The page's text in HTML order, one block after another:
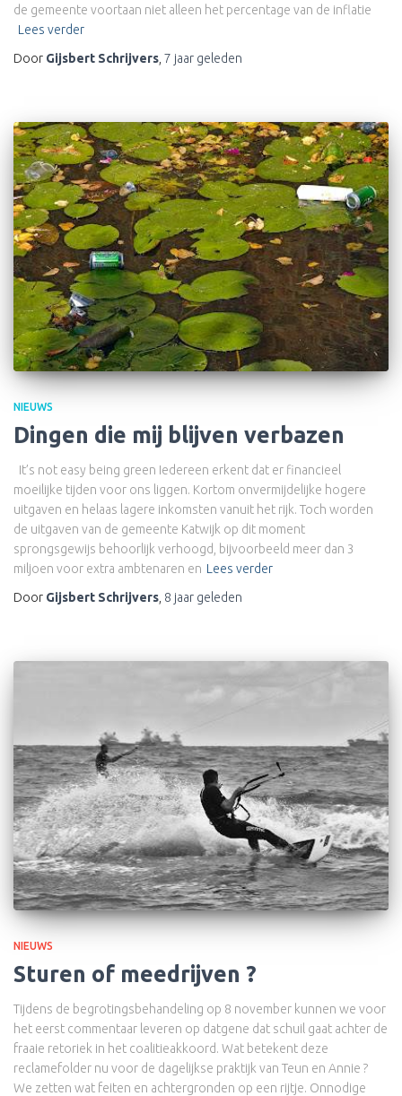
de gemeente voortaan niet alleen het percentage van de inflatie
Lees verder
Door Gijsbert Schrijvers 7 jaar geleden
NIEUWS
Dingen die mij blijven verbazen
It’s not easy being green Iedereen erkent dat er financieel
moeilijke tijden voor ons liggen. Kortom onvermijdelijke hogere
uitgaven en helaas lagere inkomsten vanuit het rijk. Toch worden
de uitgaven van de gemeente Katwijk op dit moment
sprongsgewijs behoorlijk verhoogd, bijvoorbeeld meer dan 3
miljoen voor extra ambtenaren en Lees verder
Door Gijsbert Schrijvers 8 jaar geleden
NIEUWS
Sturen of meedrijven ?
Tijdens de begrotingsbehandeling op 8 november kunnen we voor
het eerst commentaar leveren op datgene dat schuil gaat achter de
fraaie retoriek in het coalitieakkoord. Wat betekent deze
reclamefolder nu voor de dagelijkse praktijk van Teun en Annie ?
We zetten wat feiten en achtergronden op een rijtje. Onnodige